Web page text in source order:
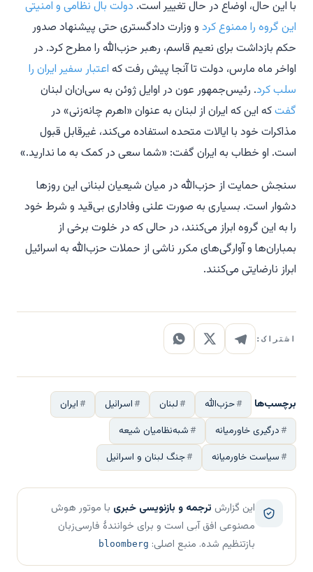
با این حال، اوضاع در حال تغییر است. دولت بال نظامی و امنیتی
این گروه را ممنوع کرد و وزارت دادگستری حتی پیشنهاد صدور
حکم بازداشت برای نعیم قاسم، رهبر حزب‌الله را مطرح کرد. در
اواخر ماه مارس، دولت تا آنجا پیش رفت که اعتبار سفیر ایران را
سلب کرد. رئیس‌جمهور عون در اوایل ژوئن به سی‌ان‌ان لبنان
گفتکه این که ایران از لبنان به عنوان «اهرم چانه‌زنی» در
مذاکرات خود با ایالات متحده استفاده می‌کند، غیرقابل قبول
است. او خطاب به ایران گفت: «شما سعی در کمک به ما ندارید.»
سنجش حمایت از حزب‌الله در میان شیعیان لبنانی این روزها
دشوار است. بسیاری به صورت علنی وفاداری بی‌قید و شرط خود
را به این گروه ابراز می‌کنند، در حالی که در خلوت برخی از
بمباران‌ها و آوارگی‌های مکرر ناشی از حملات حزب‌الله به اسرائیل
ابراز نارضایتی می‌کنند.
اشتراک:
برچسب‌ها حزب‌الله لبنان اسرائیل
ایران
درگیری خاورمیانه
شبه‌نظامیان شیعه
سیاست خاورمیانه
جنگ لبنان و اسرائیل
این گزارش ترجمه و بازنویسی خبری با موتور هوش
مصنوعی افق آبی است و برای خوانندهٔ فارسی‌زبان
بازتنظیم شده. منبع اصلی: bloomberg